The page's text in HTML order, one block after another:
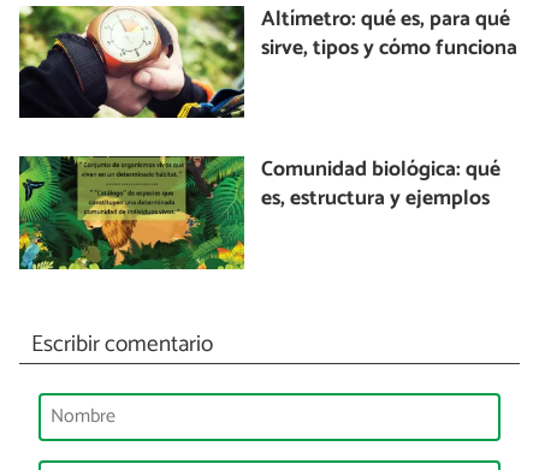
Altímetro: qué es, para qué
sirve, tipos y cómo funciona
Comunidad biológica: qué
es, estructura y ejemplos
Escribir comentario